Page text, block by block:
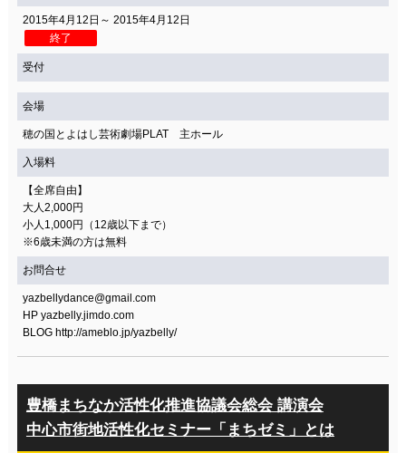
2015年4月12日～ 2015年4月12日
終了
受付
会場
穂の国とよはし芸術劇場PLAT 主ホール
入場料
【全席自由】
大人2,000円
小人1,000円（12歳以下まで）
※6歳未満の方は無料
お問合せ
yazbellydance@gmail.com
HP yazbelly.jimdo.com
BLOG http://ameblo.jp/yazbelly/
豊橋まちなか活性化推進協議会総会 講演会
中心市街地活性化セミナー「まちゼミ」とは